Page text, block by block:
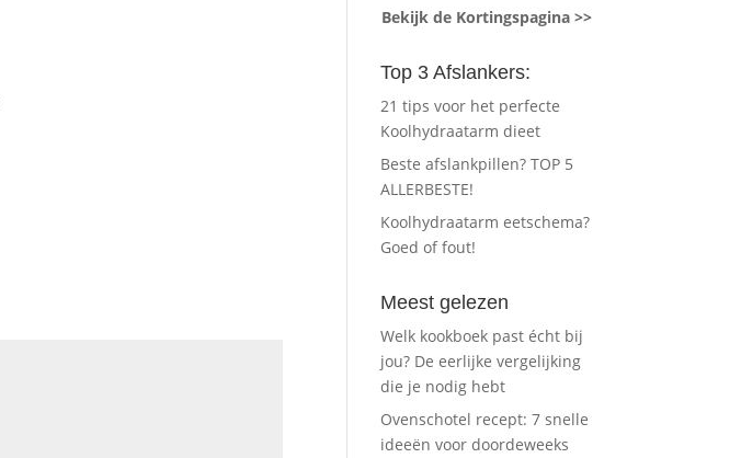
Bekijk de Kortingspagina >>
Top 3 Afslankers:
21 tips voor het perfecte
Koolhydraatarm dieet
Beste afslankpillen? TOP 5
ALLERBESTE!
Koolhydraatarm eetschema?
Goed of fout!
Meest gelezen
Welk kookboek past écht bij
jou? De eerlijke vergelijking
die je nodig hebt
Ovenschotel recept: 7 snelle
ideeën voor doordeweeks